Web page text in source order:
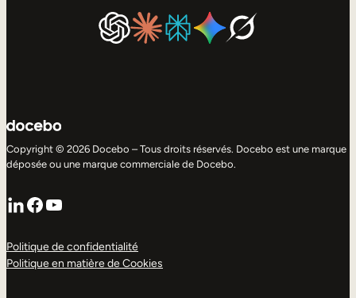
Copyright © 2026 Docebo – Tous droits réservés. Docebo est une marque
déposée ou une marque commerciale de Docebo.
LinkedIn
Facebook
YouTube
Politique de confidentialité
Politique en matière de Cookies